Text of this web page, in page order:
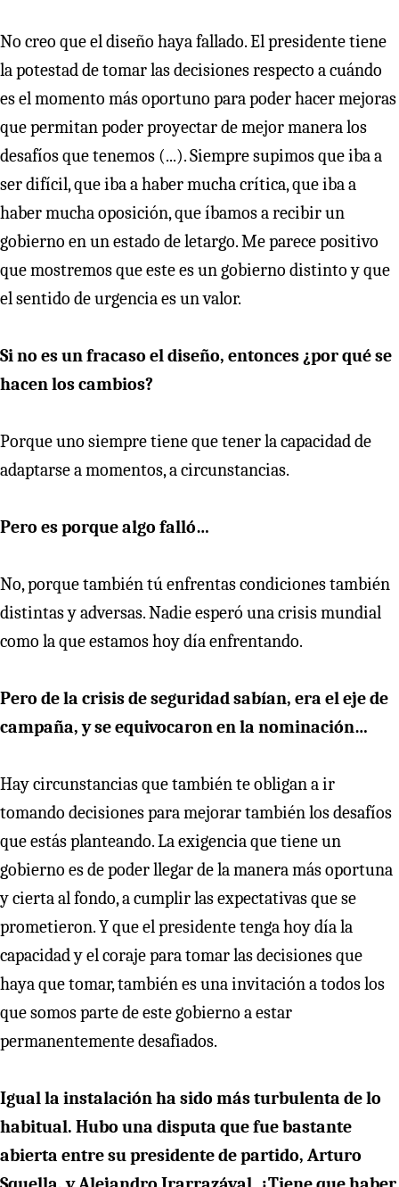
No creo que el diseño haya fallado. El presidente tiene
la potestad de tomar las decisiones respecto a cuándo
es el momento más oportuno para poder hacer mejoras
que permitan poder proyectar de mejor manera los
desafíos que tenemos (...). Siempre supimos que iba a
ser difícil, que iba a haber mucha crítica, que iba a
haber mucha oposición, que íbamos a recibir un
gobierno en un estado de letargo. Me parece positivo
que mostremos que este es un gobierno distinto y que
el sentido de urgencia es un valor.
Si no es un fracaso el diseño, entonces ¿por qué se
hacen los cambios?
Porque uno siempre tiene que tener la capacidad de
adaptarse a momentos, a circunstancias.
Pero es porque algo falló…
No, porque también tú enfrentas condiciones también
distintas y adversas. Nadie esperó una crisis mundial
como la que estamos hoy día enfrentando.
Pero de la crisis de seguridad sabían, era el eje de
campaña, y se equivocaron en la nominación…
Hay circunstancias que también te obligan a ir
tomando decisiones para mejorar también los desafíos
que estás planteando. La exigencia que tiene un
gobierno es de poder llegar de la manera más oportuna
y cierta al fondo, a cumplir las expectativas que se
prometieron. Y que el presidente tenga hoy día la
capacidad y el coraje para tomar las decisiones que
haya que tomar, también es una invitación a todos los
que somos parte de este gobierno a estar
permanentemente desafiados.
Igual la instalación ha sido más turbulenta de lo
habitual. Hubo una disputa que fue bastante
abierta entre su presidente de partido, Arturo